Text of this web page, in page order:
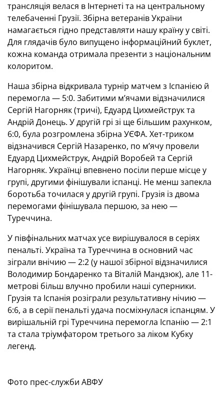
трансляція велася в Інтернеті та на центральному
телебаченні Грузії. Збірна ветеранів України
намагається гідно представляти нашу країну у світі.
Для глядачів було випущено інформаційний буклет,
кожна команда отримала презенти з національним
колоритом.
Наша збірна відкривала турнір матчем з Іспанією й
перемогла — 5:0. Забитими м’ячами відзначилися
Сергій Нагорняк (тричі), Едуард Цихмейструк та
Андрій Донець. У другій грі зі ще більшим рахунком,
6:0, була розгромлена збірна УЄФА. Хет-триком
відзначився Сергій Назаренко, по м’ячу провели
Едуард Цихмейструк, Андрій Воробей та Сергій
Нагорняк. Українці впевнено посіли перше місце у
групі, другими фінішували іспанці. Не менш запекла
боротьба точилася у другій групі. Грузія із двома
перемогами фінішувала першою, за нею —
Туреччина.
У півфінальних матчах усе вирішувалося в серіях
пенальті. Україна та Туреччина в основний час
зіграли внічию — 2:2 (у нашої збірної відзначилися
Володимир Бондаренко та Віталій Мандзюк), але 11-
метрові більш влучно пробили наші суперники.
Грузія та Іспанія розіграли результативну нічию —
6:6, а в серії пенальті удача посміхнулася іспанцям. У
вирішальній грі Туреччина перемогла Іспанію — 2:1
та стала тріумфатором третього за ліком Кубку
легенд.
Фото прес-служби АВФУ